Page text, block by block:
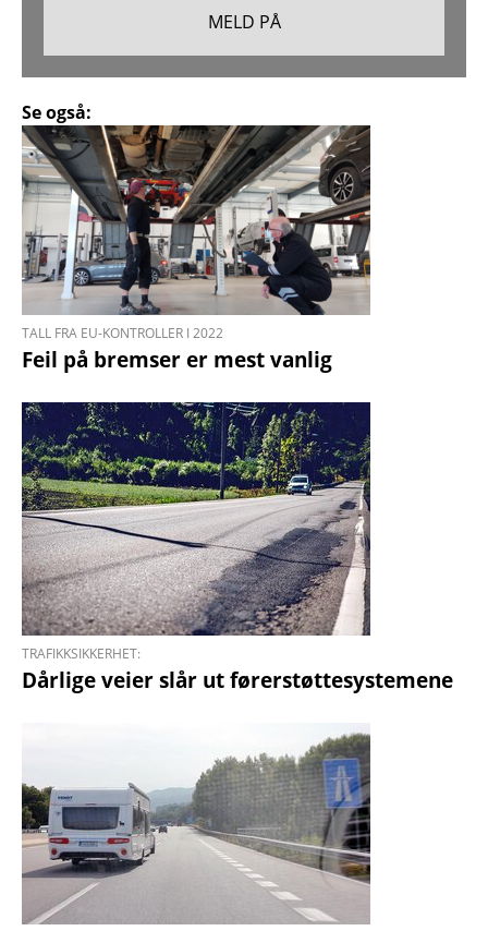
Se også:
TALL FRA EU-KONTROLLER I 2022
Feil på bremser er mest vanlig
TRAFIKKSIKKERHET:
Dårlige veier slår ut førerstøttesystemene